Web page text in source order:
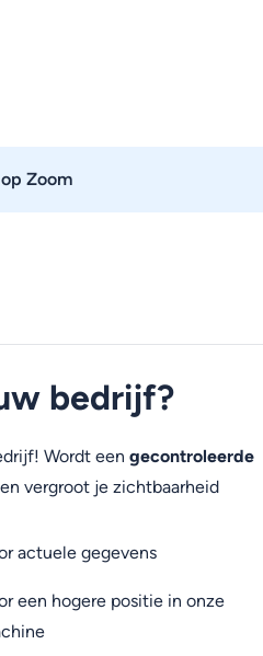
Zoom
bedrijf?
Wordt een gecontroleerde
en vergroot je zichtbaarheid
actuele gegevens
een hogere positie in onze